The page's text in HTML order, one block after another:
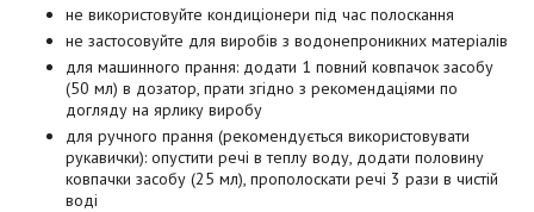
не використовуйте кондиціонери під час полоскання
не застосовуйте для виробів з водонепроникних матеріалів
для машинного прання: додати 1 повний ковпачок засобу
(50 мл) в дозатор, прати згідно з рекомендаціями по
догляду на ярлику виробу
для ручного прання (рекомендується використовувати
рукавички): опустити речі в теплу воду, додати половину
ковпачки засобу (25 мл), прополоскати речі 3 рази в чистій
воді